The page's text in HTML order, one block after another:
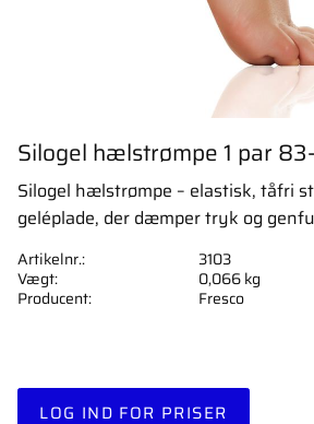
Silogel hælstrømpe 1 par
Silogel hælstrømpe – elastisk, tåfri
geléplade, der dæmper tryk og
LOG IND FOR PRISER
Artikelnr.
3103
Vægt
0,066 kg
Producent
Fresco